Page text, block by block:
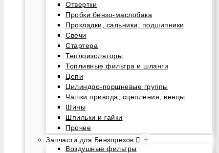
Отвертки
Пробки бензо-маслобака
Прокладки, сальники, подшипники
Свечи
Стартера
Теплоизоляторы
Топливные фильтра и шланги
Цепи
Цилиндро-поршневые группы
Чашки привода, сцепления, венцы
Шины
Шпильки и гайки
Прочее
Запчасти для Бензорезов
+
Воздушные фильтры